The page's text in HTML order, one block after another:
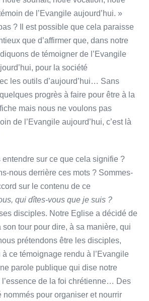
de l’Evangile aujourd’hui. »
? Il est possible que cela paraisse
que d’affirmer que, dans notre
de témoigner de l’Evangile
pour la société
les outils d’aujourd’hui… Sans
progrès à faire pour être à la
mais nous ne voulons pas
de l’Evangile aujourd’hui, c’est là
entendre sur ce que cela signifie ?
nous derrière ces mots ? Sommes-
sur le contenu de ce
qui dîtes-vous que je suis ?
disciples. Notre Eglise a décidé de
tour pour dire, à sa manière, qui
prétendons être les disciples,
ce témoignage rendu à l’Evangile
parole publique qui dise notre
de la foi chrétienne… Des
nommés pour organiser et nourrir